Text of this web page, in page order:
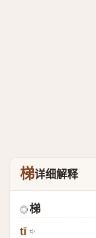
梯详细解释
◎ 梯
tī